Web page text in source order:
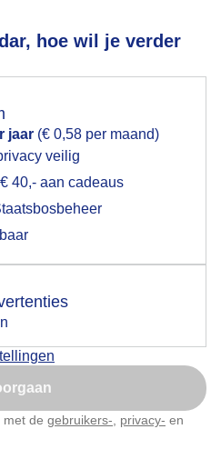
hoe wil je verder
jaar (€ 0,58 per maand)
veilig
40,- aan cadeaus
met de gebruikers- privacy- en
boven de oostelijke
in de atmosfeer ziet
werkelijkheid staat, en
voordat de zon zichtbaar
gebruiken voor het
akkoord op hebt gegeven,
up uit je browser waarin
de popup
later
aan te passen